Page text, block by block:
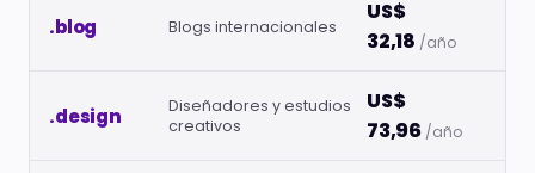
.blog Blogs internacionales
US$
32,18 /año
.design
Diseñadores y estudios
creativos
US$
73,96 /año